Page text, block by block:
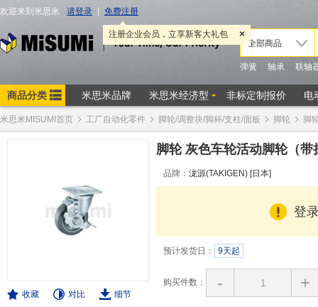
米思米MISUMI首页 工厂自动化零件 脚轮/调整块/脚杯/支柱/面板 脚轮 脚
收藏 对比
细节
脚轮 灰色车轮活动脚轮（
品牌： 泷源(TAKIGEN) [日本]
登
预计发货日： 9天起
购买件数： - +